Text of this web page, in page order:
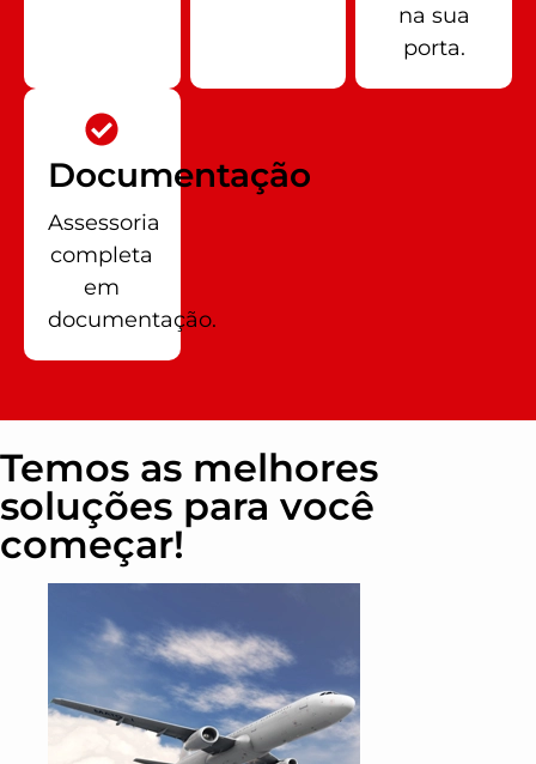
na sua
porta.
Documentação
Assessoria
completa
em
documentação.
Temos as melhores
soluções para você
começar!